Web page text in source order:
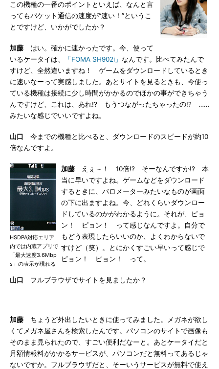
この機種の一番のポイントといえば、なんと言
ってもパケット通信の速度が“速い！”というこ
とですけど、いかがでしたか？
加藤 はい。確かに速かったです。今、使って
いるケータイは、
「FOMA SH902i」 なんです。比べてみたんで
すけど、全然違いますね！ ゲームをダウンロードしているとき
に速いなーって実感しました。あとサイトを見るときも、今使っ
ている機種は接続に少し時間がかかるのでほかの事ができちゃう
んですけど、これは、あれ!? もうつながったちゃったの!? ……
みたいな感じでいいですよね。
山口
今までの機種と比べると、ダウンロードのスピードが約10
倍なんですよ。
HSDPA対応エリア
内では内蔵アプリで
「最大速度3.6Mbp
s」の表示が現れる
加藤 えぇ～！ 10倍!? そーなんですか!? 本
当に早いですよね。ゲームなどをダウンロード
するときに、バロメーターみたいなものが画面
の下に出ますよね。今、どれくらいダウンロー
ドしているのかがわかるように。それが、ピョ
ン！ ピョン！ って感じなんですよ。自分で
もどう表現したらいいのか、よくわからないで
すけど（笑）。とにかくすごい早いって感じで
ピョン！ ピョン！ って。
山口 フルブラウザでサイトを見ましたか？
加藤 ちょうど外出したいときに使ってみました。メガネが欲し
くてメガネ屋さんを検索したんです。パソコンのサイトで画像も
そのまま見られたので、すごい便利だなーと。あとケータイだと
月額情報料がかかるサービスが、パソコンだと無料ってあるじゃ
ないですか。フルブラウザだと、そーいうサービスが無料で使え